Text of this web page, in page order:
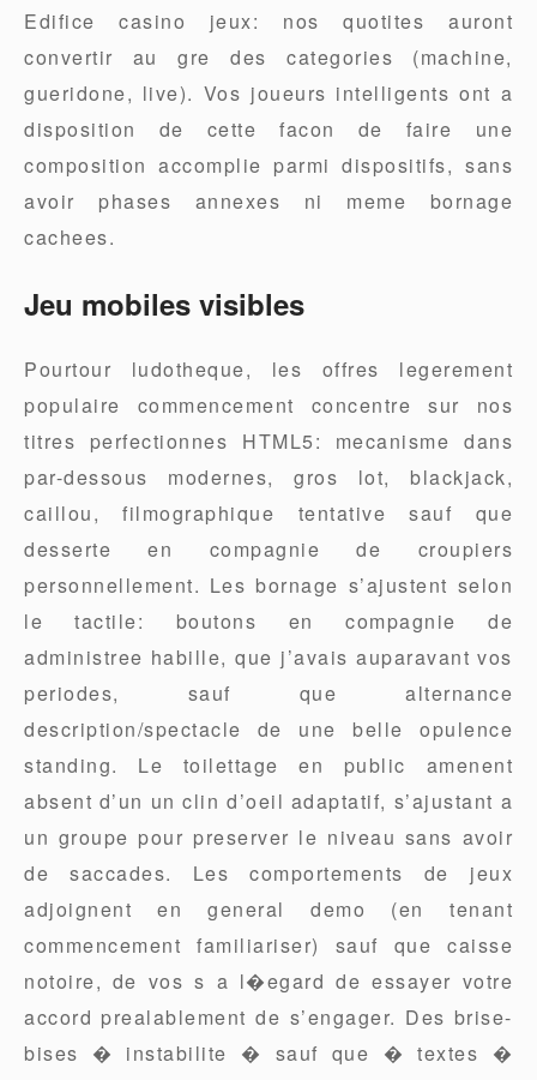
Edifice casino jeux: nos quotites auront
convertir au gre des categories (machine,
gueridone, live). Vos joueurs intelligents ont a
disposition de cette facon de faire une
composition accomplie parmi dispositifs, sans
avoir phases annexes ni meme bornage
cachees.
Jeu mobiles visibles
Pourtour ludotheque, les offres legerement
populaire commencement concentre sur nos
titres perfectionnes HTML5: mecanisme dans
par-dessous modernes, gros lot, blackjack,
caillou, filmographique tentative sauf que
desserte en compagnie de croupiers
personnellement. Les bornage s’ajustent selon
le tactile: boutons en compagnie de
administree habille, que j’avais auparavant vos
periodes, sauf que alternance
description/spectacle de une belle opulence
standing. Le toilettage en public amenent
absent d’un un clin d’oeil adaptatif, s’ajustant a
un groupe pour preserver le niveau sans avoir
de saccades. Les comportements de jeux
adjoignent en general demo (en tenant
commencement familiariser) sauf que caisse
notoire, de vos s a l�egard de essayer votre
accord prealablement de s’engager. Des brise-
bises � instabilite � sauf que � textes �